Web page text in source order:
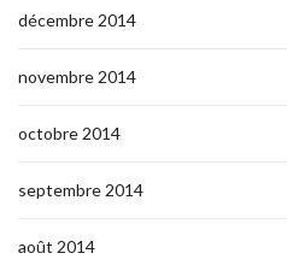
décembre 2014
novembre 2014
octobre 2014
septembre 2014
août 2014